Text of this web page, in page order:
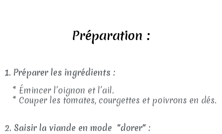
Préparation :
1. Préparer les ingrédients :
* Émincer l’oignon et l’ail.
* Couper les tomates, courgettes et poivrons en dés.
2. Saisir la viande en mode "dorer" :